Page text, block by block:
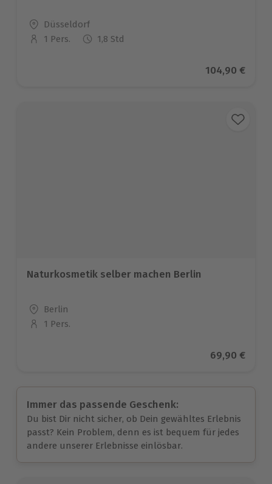
Standort
Düsseldorf
Anzahl der Teilnehmer
1 Pers. 1,8 Std
Aktueller
104,90 €
Naturkosmetik selber machen Berlin
Standort
Berlin
Anzahl der Teilnehmer
1 Pers.
Aktueller
69,90 €
Immer das passende Geschenk:
Du bist Dir nicht sicher, ob Dein gewähltes Erlebnis
passt? Kein Problem, denn es ist bequem für jedes
andere unserer Erlebnisse einlösbar.